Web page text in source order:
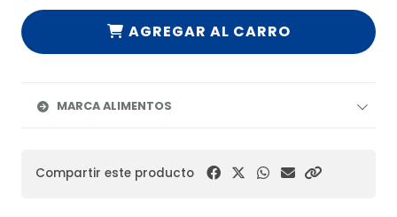
AGREGAR AL CARRO
MARCA ALIMENTOS
Compartir este producto